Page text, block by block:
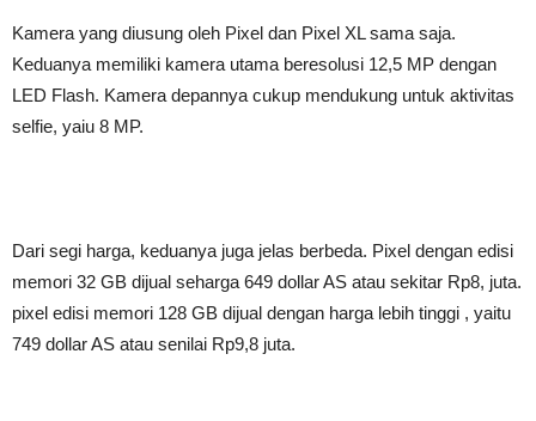
Kamera yang diusung oleh Pixel dan Pixel XL sama saja.
Keduanya memiliki kamera utama beresolusi 12,5 MP dengan
LED Flash. Kamera depannya cukup mendukung untuk aktivitas
selfie, yaiu 8 MP.
Dari segi harga, keduanya juga jelas berbeda. Pixel dengan edisi
memori 32 GB dijual seharga 649 dollar AS atau sekitar Rp8, juta.
pixel edisi memori 128 GB dijual dengan harga lebih tinggi , yaitu
749 dollar AS atau senilai Rp9,8 juta.